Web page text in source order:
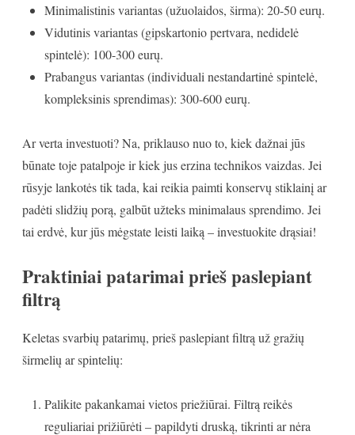
Minimalistinis variantas (užuolaidos, širma): 20-50 eurų.
Vidutinis variantas (gipskartonio pertvara, nedidelė
spintelė): 100-300 eurų.
Prabangus variantas (individuali nestandartinė spintelė,
kompleksinis sprendimas): 300-600 eurų.
Ar verta investuoti? Na, priklauso nuo to, kiek dažnai jūs
būnate toje patalpoje ir kiek jus erzina technikos vaizdas. Jei
rūsyje lankotės tik tada, kai reikia paimti konservų stiklainį ar
padėti slidžių porą, galbūt užteks minimalaus sprendimo. Jei
tai erdvė, kur jūs mėgstate leisti laiką – investuokite drąsiai!
Praktiniai patarimai prieš paslepiant
filtrą
Keletas svarbių patarimų, prieš paslepiant filtrą už gražių
širmelių ar spintelių:
Palikite pakankamai vietos priežiūrai. Filtrą reikės
reguliariai prižiūrėti – papildyti druską, tikrinti ar nėra